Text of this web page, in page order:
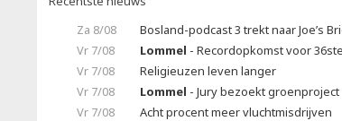
Za 8/08
Bosland-podcast 3 trekt naar Joe’s
Vr 7/08
Lommel - Recordopkomst voor
Vr 7/08
Religieuzen leven langer
Vr 7/08
Lommel - Jury bezoekt
Vr 7/08
Acht procent meer vluchtmisdrijven